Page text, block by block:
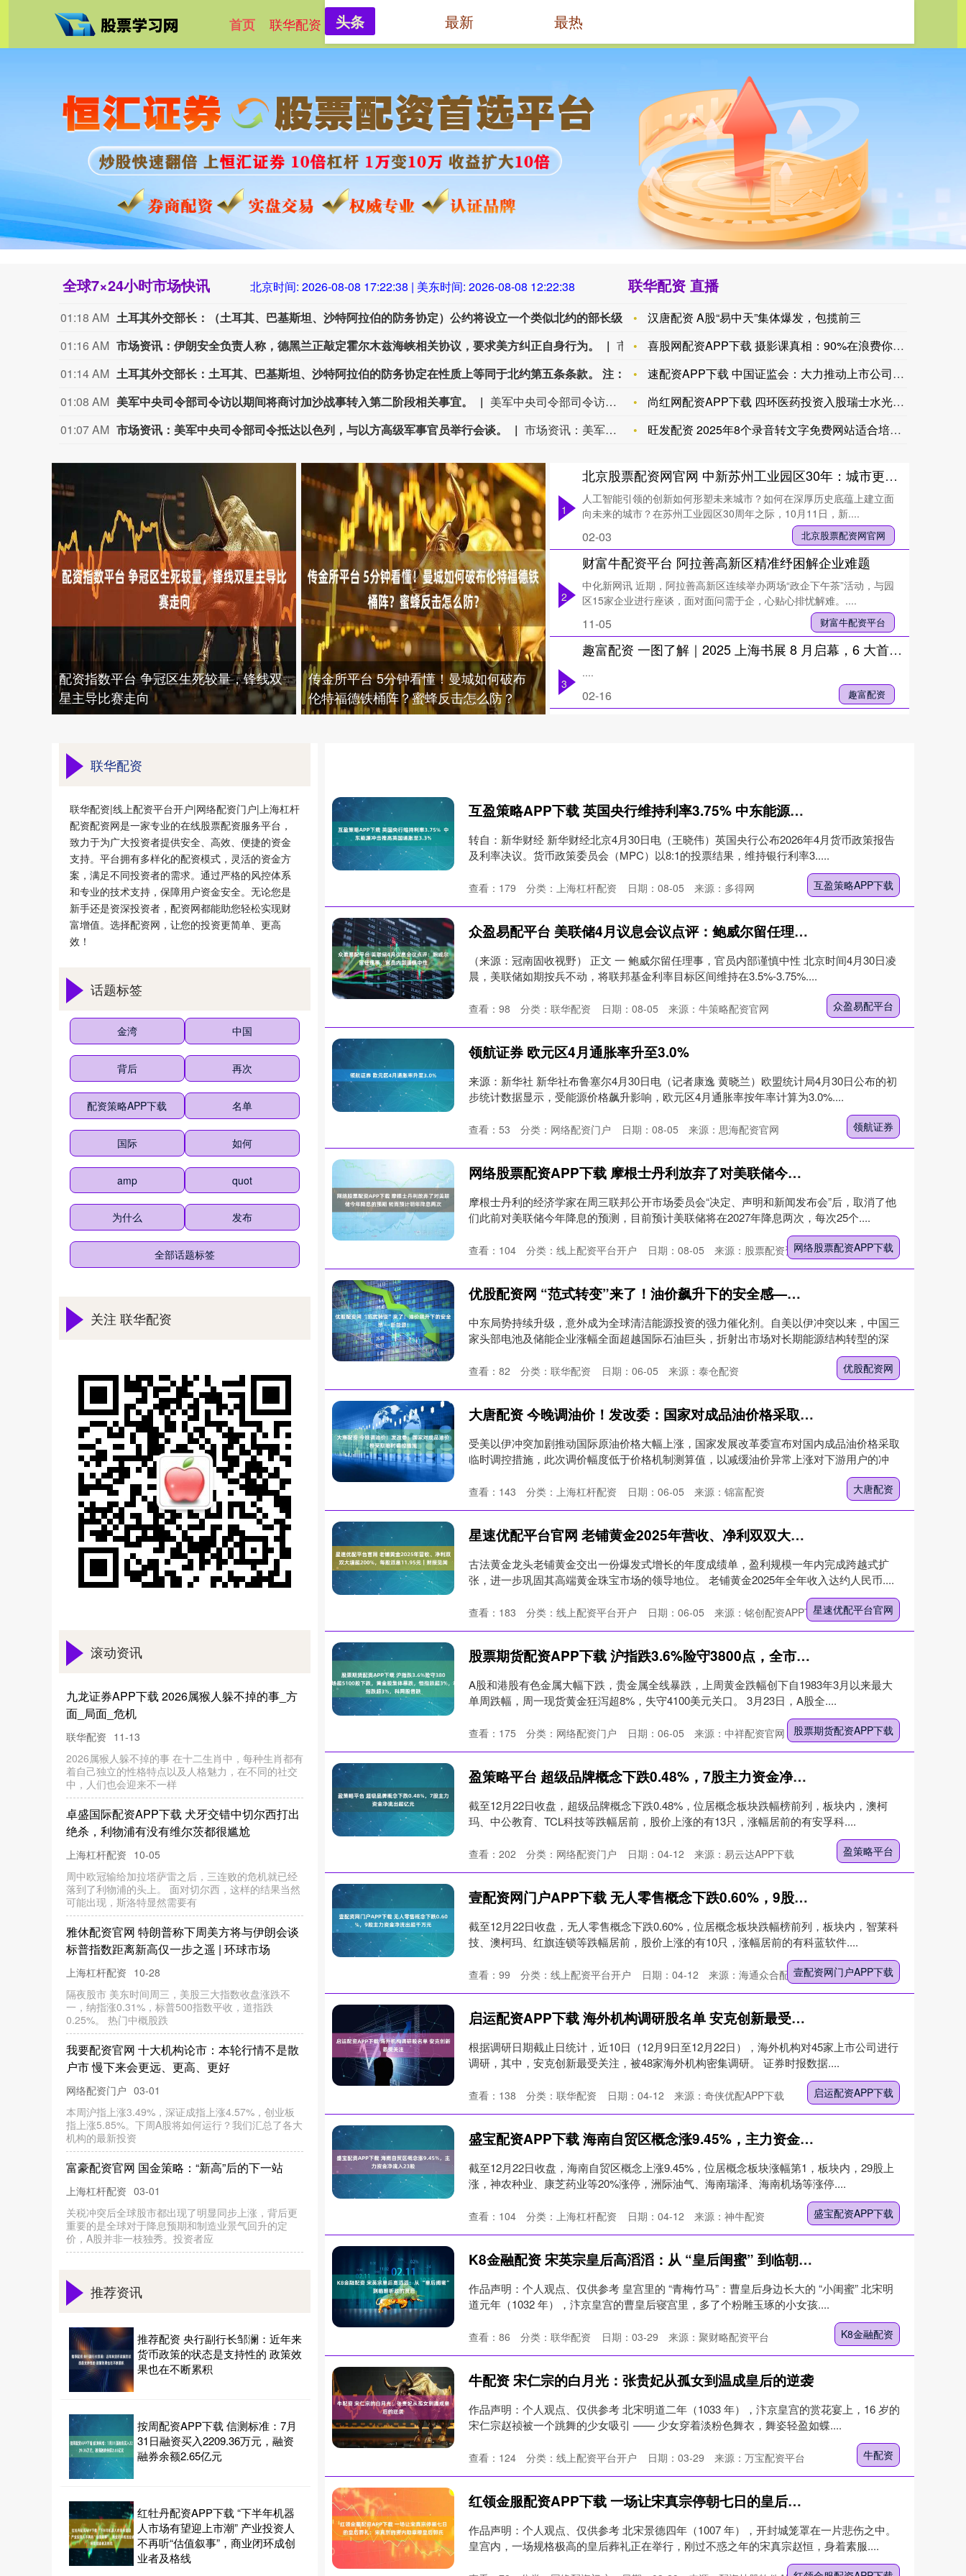
首页 联华配资 线上配资平台开户 网络配资门户 上海杠杆配资
全球7×24小时市场快讯 北京时间: 2026-08-08 17:22:39 | 美东时间: 2026-08-08 12:22:39
01:18 AM
土耳其外交部长：（土耳其、巴基斯坦、沙特阿拉伯的防务
01:16 AM 市场资讯：伊朗安全负责人称，德黑兰正敲定霍尔木兹海峡相关协议，要求美方纠正自身行为。
市场资讯：伊朗安全负责人称，德黑兰正敲定霍尔木兹海峡相关协议，要求美方纠正自身行为。
01:14 AM
土耳其外交部长：土耳其、巴基斯坦、沙特阿拉伯的防务协定在性质上等同于北约第五条条款。 注：北约第五条是北约集体防御条款，规定对一个北约成员国的武装攻击即视为对所有北约成员国的武装攻击，所有缔约国应采取包括武力在内的行动协助被攻击国。
土耳其外交部长：土耳其、巴基斯坦、沙特阿拉伯的防务协
01:08 AM 美军中央司令部司令访以期间将商讨加沙战事转入第二阶段相关事宜。
美军中央司令部司令访以期间将商讨加沙战事转入第二阶段相关事宜。
01:07 AM 市场资讯：美军中央司令部司令抵达以色列，与以方高级军事官员举行会谈。 市场资讯：美军中央司令部司令抵达以色列，与以方高级军事官员举行会谈。
联华配资 直播
汉唐配资 A股“易中天”集体爆发，包揽前三
喜股网配资APP下载 摄影课真相：90%在浪费你的时间和金钱
速配资APP下载 中国证监会：大力推动上市公司提升投资价值
尚红网配资APP下载 四环医药投资入股瑞士水光针公司 上半年
旺发配资 2025年8个录音转文字免费网站适合培训师讲座笔记
配资指数平台 争冠区生死较量，锋线双
星主导比赛走向
传金所平台 5分钟看懂！曼城如何破布
伦特福德铁桶阵？蜜蜂反击怎么防？
1
北京股票配资网官网 中新苏州工业园区30年：城市更新建立在历史文脉之上
北京股票配资网官网
人工智能引领的创新如何形塑未来城市？如何在深厚历史底蕴上建立面
向未来的城市？在苏州工业园区30周年之际，10月11日，新....
02-03
2
财富牛配资平台 阿拉善高新区精准纾困解企业难题
财富牛配资平台
中化新网讯 近期，阿拉善高新区连续举办两场“政企下午茶”活动，与园
区15家企业进行座谈，面对面问需于企，心贴心排忧解难。....
11-05
3
趣富配资 一图了解｜2025 上海书展 8 月启幕，6 大首次亮点抢先看
趣富配资
....
02-16
头条 最新 最热
互盈策略APP下载 英国央行维持利率3.75% 中东能源冲击推高英国通胀至3.3%
转自：新华财经 新华财经北京4月30日电（王晓伟）英国央行公布2026年4月货币政策报告
及利率决议。货币政策委员会（MPC）以8:1的投票结果，维持银行利率3.....
互盈策略APP下载
日期：08-05 来源：多得网
查看： 179 分类： 上海杠杆配资
众盈易配平台 美联储4月议息会议点评：鲍威尔留任理事，官员内部谨慎中性
（来源：冠南固收视野） 正文 一 鲍威尔留任理事，官员内部谨慎中性 北京时间4月30日凌
晨，美联储如期按兵不动，将联邦基金利率目标区间维持在3.5%-3.75%....
众盈易配平台
日期：08-05 来源：牛策略配资官网
查看： 98 分类： 联华配资
领航证券 欧元区4月通胀率升至3.0%
来源：新华社 新华社布鲁塞尔4月30日电（记者康逸 黄晓兰）欧盟统计局4月30日公布的初
步统计数据显示，受能源价格飙升影响，欧元区4月通胀率按年率计算为3.0%....
领航证券
日期：08-05 来源：思海配资官网
查看： 53 分类： 网络配资门户
网络股票配资APP下载 摩根士丹利放弃了对美联储今年降息的预期 转而预计明年降息两次
摩根士丹利的经济学家在周三联邦公开市场委员会“决定、声明和新闻发布会”后，取消了他
们此前对美联储今年降息的预测，目前预计美联储将在2027年降息两次，每次25个....
网络股票配资APP下载
日期：08-05 来源：股票配资资金平台
查看： 104 分类： 线上配资平台开户
优股配资网 “范式转变”来了！油价飙升下的安全感——新能源！
中东局势持续升级，意外成为全球清洁能源投资的强力催化剂。自美以伊冲突以来，中国三
家头部电池及储能企业涨幅全面超越国际石油巨头，折射出市场对长期能源结构转型的深
优股配资网
日期：06-05 来源：泰仓配资
查看： 82 分类： 联华配资
大唐配资 今晚调油价！发改委：国家对成品油价格采取临时调控措施
受美以伊冲突加剧推动国际原油价格大幅上涨，国家发展改革委宣布对国内成品油价格采取
临时调控措施，此次调价幅度低于价格机制测算值，以减缓油价异常上涨对下游用户的冲
大唐配资
日期：06-05 来源：锦富配资
查看： 143 分类： 上海杠杆配资
星速优配平台官网 老铺黄金2025年营收、净利双双大增超200%，每股派息11.95元｜财报见闻
古法黄金龙头老铺黄金交出一份爆发式增长的年度成绩单，盈利规模一年内完成跨越式扩
张，进一步巩固其高端黄金珠宝市场的领导地位。 老铺黄金2025年全年收入达约人民币....
星速优配平台官网
日期：06-05 来源：铭创配资APP下载
查看： 183 分类： 线上配资平台开户
股票期货配资APP下载 沪指跌3.6%险守3800点，全市场超5100股下跌，黄金股集体暴跌，恒指跌超3%，科网股普跌
A股和港股有色金属大幅下跌，贵金属全线暴跌，上周黄金跌幅创下自1983年3月以来最大
单周跌幅，周一现货黄金狂泻超8%，失守4100美元关口。 3月23日，A股全....
股票期货配资APP下载
日期：06-05 来源：中祥配资官网
查看： 175 分类： 网络配资门户
盈策略平台 超级品牌概念下跌0.48%，7股主力资金净流出超亿元
截至12月22日收盘，超级品牌概念下跌0.48%，位居概念板块跌幅榜前列，板块内，澳柯
玛、中公教育、TCL科技等跌幅居前，股价上涨的有13只，涨幅居前的有安孚科....
盈策略平台
日期：04-12 来源：易云达APP下载
查看： 202 分类： 网络配资门户
壹配资网门户APP下载 无人零售概念下跌0.60%，9股主力资金净流出超千万元
截至12月22日收盘，无人零售概念下跌0.60%，位居概念板块跌幅榜前列，板块内，智莱科
技、澳柯玛、红旗连锁等跌幅居前，股价上涨的有10只，涨幅居前的有科蓝软件....
壹配资网门户APP下载
日期：04-12 来源：海通众合配资平台
查看： 99 分类： 线上配资平台开户
启运配资APP下载 海外机构调研股名单 安克创新最受关注
根据调研日期截止日统计，近10日（12月9日至12月22日），海外机构对45家上市公司进行
调研，其中，安克创新最受关注，被48家海外机构密集调研。 证券时报数据....
启运配资APP下载
日期：04-12 来源：奇侠优配APP下载
查看： 138 分类： 联华配资
盛宝配资APP下载 海南自贸区概念涨9.45%，主力资金净流入23股
截至12月22日收盘，海南自贸区概念上涨9.45%，位居概念板块涨幅第1，板块内，29股上
涨，神农种业、康芝药业等20%涨停，洲际油气、海南瑞泽、海南机场等涨停....
盛宝配资APP下载
日期：04-12 来源：神牛配资
查看： 104 分类： 上海杠杆配资
K8金融配资 宋英宗皇后高滔滔：从 “皇后闺蜜” 到临朝听政的贤后
作品声明：个人观点、仅供参考 皇宫里的 “青梅竹马”：曹皇后身边长大的 “小闺蜜” 北宋明
道元年（1032 年），汴京皇宫的曹皇后寝宫里，多了个粉雕玉琢的小女孩....
K8金融配资
日期：03-29 来源：聚财略配资平台
查看： 86 分类： 联华配资
牛配资 宋仁宗的白月光：张贵妃从孤女到温成皇后的逆袭
作品声明：个人观点、仅供参考 北宋明道二年（1033 年），汴京皇宫的赏花宴上，16 岁的
宋仁宗赵祯被一个跳舞的少女吸引 —— 少女穿着淡粉色舞衣，舞姿轻盈如蝶....
牛配资
日期：03-29 来源：万宝配资平台
查看： 124 分类： 线上配资平台开户
红领金服配资APP下载 一场让宋真宗停朝七日的皇后葬礼：宋真宗的贤内助章穆皇后郭氏
作品声明：个人观点、仅供参考 北宋景德四年（1007 年），开封城笼罩在一片悲伤之中。
皇宫内，一场规格极高的皇后葬礼正在举行，刚过不惑之年的宋真宗赵恒，身着素服....
联华配资
联华配资|线上配资平台开户|网络配资门户|上海杠杆
配资配资网是一家专业的在线股票配资服务平台，
致力于为广大投资者提供安全、高效、便捷的资金
支持。平台拥有多样化的配资模式，灵活的资金方
案，满足不同投资者的需求。通过严格的风控体系
和专业的技术支持，保障用户资金安全。无论您是
新手还是资深投资者，配资网都能助您轻松实现财
富增值。选择配资网，让您的投资更简单、更高
效！
话题标签
金湾 中国
背后 再次
配资策略APP下载 名单
国际 如何
amp quot
为什么 发布
全部话题标签
关注 联华配资
滚动资讯
九龙证券APP下载 2026属猴人躲不掉的事_方
面_局面_危机
联华配资 11-13
2026属猴人躲不掉的事 在十二生肖中，每种生肖都有
着自己独立的性格特点以及人格魅力，在不同的社交
中，人们也会迎来不一样
卓盛国际配资APP下载 犬牙交错中切尔西打出
绝杀，利物浦有没有维尔茨都很尴尬
上海杠杆配资 10-05
周中欧冠输给加拉塔萨雷之后，三连败的危机就已经
落到了利物浦的头上。 面对切尔西，这样的结果当然
可能出现，斯洛特显然需要有
雅休配资官网 特朗普称下周美方将与伊朗会谈
标普指数距离新高仅一步之遥 | 环球市场
上海杠杆配资 10-28
隔夜股市 美东时间周三，美股三大指数收盘涨跌不
一，纳指涨0.31%，标普500指数平收，道指跌
0.25%。 热门中概股跌
我要配资官网 十大机构论市：本轮行情不是散
户市 慢下来会更远、更高、更好
网络配资门户 03-01
本周沪指上涨3.49%，深证成指上涨4.57%，创业板
指上涨5.85%。下周A股将如何运行？我们汇总了各大
机构的最新投资
富豪配资官网 国金策略：“新高”后的下一站
上海杠杆配资 03-01
关税冲突后全球股市都出现了明显同步上涨，背后更
重要的是全球对于降息预期和制造业景气回升的定
价，A股并非一枝独秀。投资者应
推荐资讯
推荐配资 央行副行长邹澜：近年来
货币政策的状态是支持性的 政策效
果也在不断累积
按周配资APP下载 信测标准：7月
31日融资买入2209.36万元，融资
融券余额2.65亿元
红牡丹配资APP下载 “下半年机器
人市场有望迎上市潮” 产业投资人
不再听“估值叙事”，商业闭环成创
业者及格线